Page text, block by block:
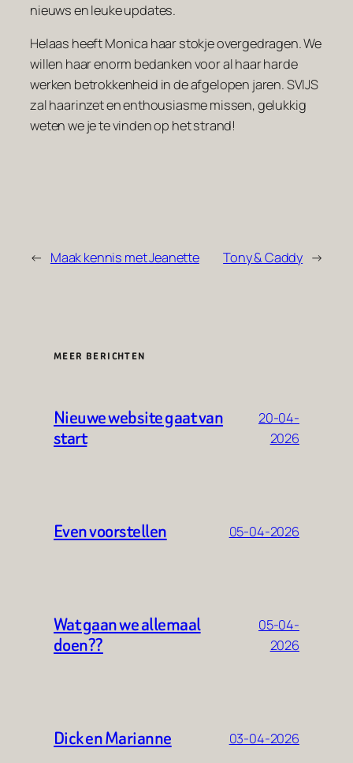
nieuws en leuke updates.
Helaas heeft Monica haar stokje overgedragen. We
willen haar enorm bedanken voor al haar harde
werken betrokkenheid in de afgelopen jaren. SVIJS
zal haarinzet en enthousiasme missen, gelukkig
weten we je te vinden op het strand!
← Maak kennis met Jeanette Tony & Caddy →
MEER BERICHTEN
Nieuwe website gaat van
start
20-04-
2026
Even voorstellen 05-04-2026
Wat gaan we allemaal
doen??
05-04-
2026
Dick en Marianne 03-04-2026